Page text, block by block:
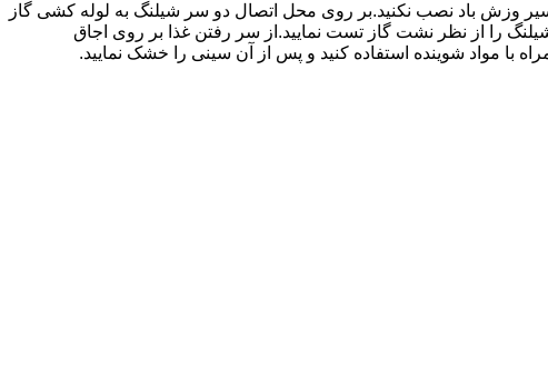
وزش باد نصب نکنید.بر روی محل اتصال دو سر شیلنگ به لوله کشی گاز
صابون محل اتصال دو سر شیلنگ را از نظر نشت گاز تست نمایید.از سر رفتن غذا بر روی اجاق
مواد شوینده استفاده کنید و پس از آن سینی را خشک نمایید.